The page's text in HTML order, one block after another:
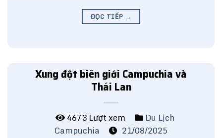
ĐỌC TIẾP →
Xung đột biên giới Campuchia và
Thái Lan
4673 Lượt xem
Du Lịch
Campuchia
21/08/2025